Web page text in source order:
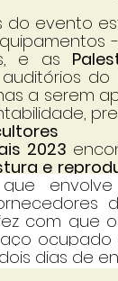
do evento
e as
do
a serem
2023
e
com que
dias de